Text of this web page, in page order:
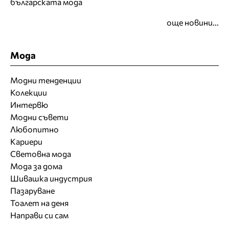
още новини...
Мода
Модни тенденции
Колекции
Интервю
Модни съвети
Любопитно
Кариери
Световна мода
Мода за дома
Шивашка индустрия
Пазаруване
Тоалет на деня
Направи си сам